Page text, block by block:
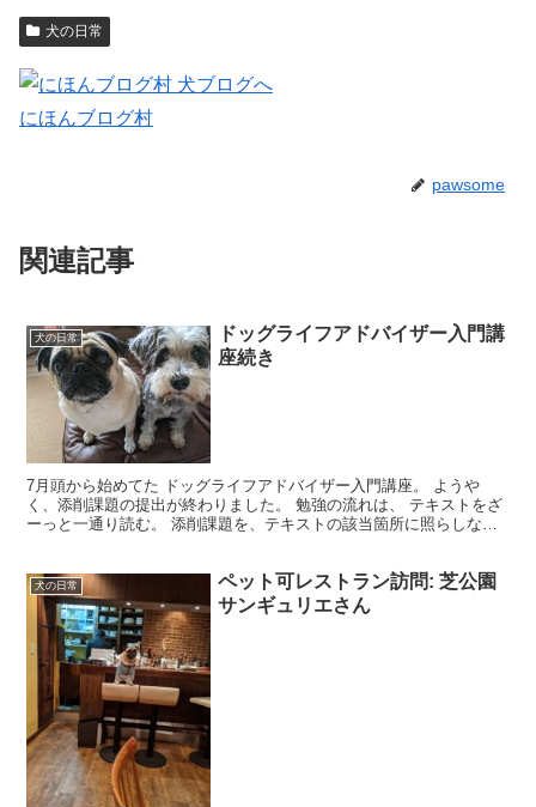
犬の日常
にほんブログ村
pawsome
関連記事
犬の日常
ドッグライフアドバイザー入門講
座続き
7月頭から始めてた ドッグライフアドバイザー入門講座。 ようや
く、添削課題の提出が終わりました。 勉強の流れは、 テキストをざ
ーっと一通り読む。 添削課題を、テキストの該当箇所に照らしなが
犬の日常
ペット可レストラン訪問: 芝公園
サンギュリエさん